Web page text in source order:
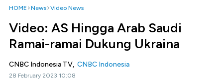
HOME News Video News
Video: AS Hingga Arab Saudi
Ramai-ramai Dukung Ukraina
CNBC Indonesia TV, CNBC Indonesia
28 February 2023 10:08